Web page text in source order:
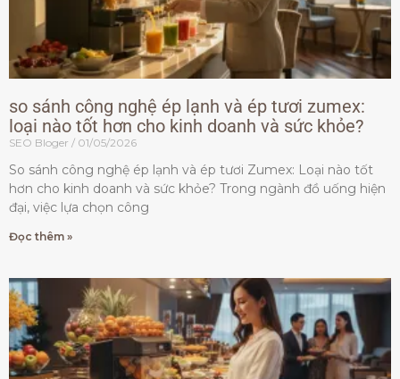
so sánh công nghệ ép lạnh và ép tươi zumex:
loại nào tốt hơn cho kinh doanh và sức khỏe?
SEO Bloger 01/05/2026
So sánh công nghệ ép lạnh và ép tươi Zumex: Loại nào tốt
hơn cho kinh doanh và sức khỏe? Trong ngành đồ uống hiện
đại, việc lựa chọn công
Đọc thêm »